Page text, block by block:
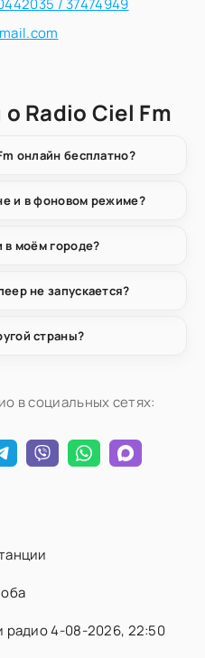
/ 37474949
Radio Ciel Fm
онлайн бесплатно?
и в фоновом режиме?
в моём городе?
не запускается?
страны?
в социальных сетях:
радио 4-08-2026, 22:50